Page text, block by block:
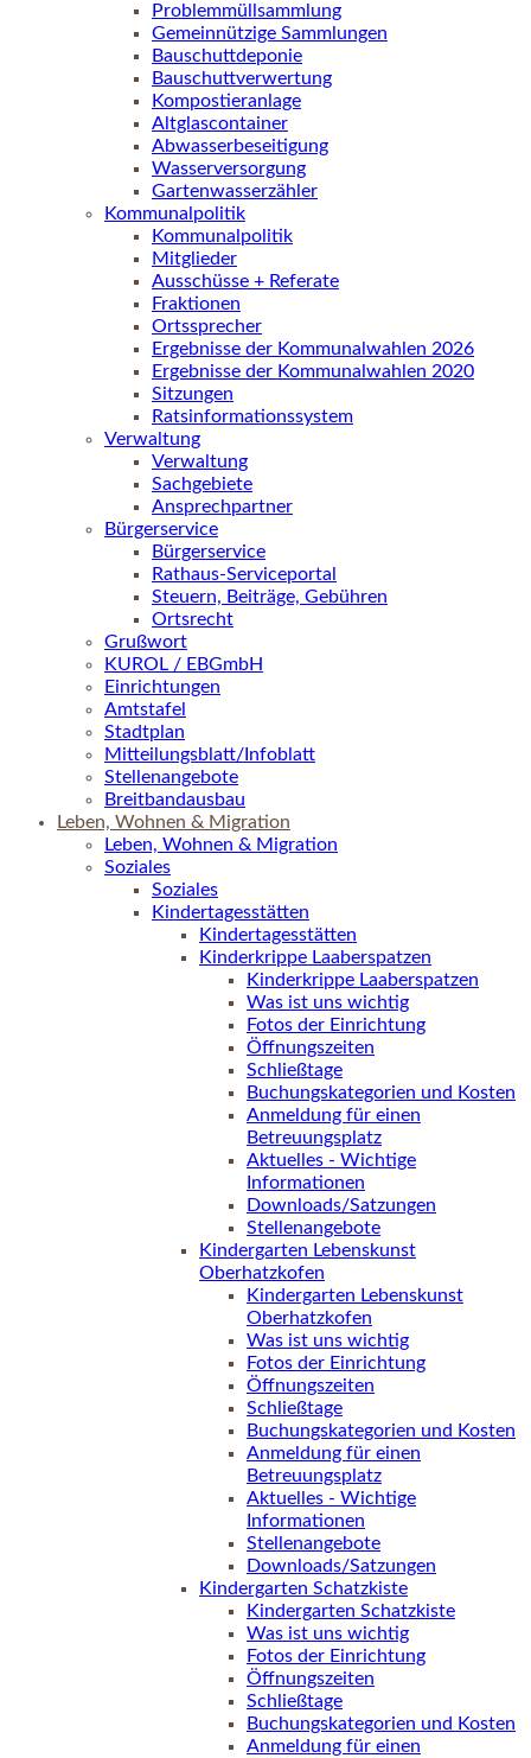
Problemmüllsammlung
Gemeinnützige Sammlungen
Bauschuttdeponie
Bauschuttverwertung
Kompostieranlage
Altglascontainer
Abwasserbeseitigung
Wasserversorgung
Gartenwasserzähler
Kommunalpolitik
Kommunalpolitik
Mitglieder
Ausschüsse + Referate
Fraktionen
Ortssprecher
Ergebnisse der Kommunalwahlen 2026
Ergebnisse der Kommunalwahlen 2020
Sitzungen
Ratsinformationssystem
Verwaltung
Verwaltung
Sachgebiete
Ansprechpartner
Bürgerservice
Bürgerservice
Rathaus-Serviceportal
Steuern, Beiträge, Gebühren
Ortsrecht
Grußwort
KUROL / EBGmbH
Einrichtungen
Amtstafel
Stadtplan
Mitteilungsblatt/Infoblatt
Stellenangebote
Breitbandausbau
Leben, Wohnen & Migration
Leben, Wohnen & Migration
Soziales
Soziales
Kindertagesstätten
Kindertagesstätten
Kinderkrippe Laaberspatzen
Kinderkrippe Laaberspatzen
Was ist uns wichtig
Fotos der Einrichtung
Öffnungszeiten
Schließtage
Buchungskategorien und Kosten
Anmeldung für einen
Betreuungsplatz
Aktuelles - Wichtige
Informationen
Downloads/Satzungen
Stellenangebote
Kindergarten Lebenskunst
Oberhatzkofen
Kindergarten Lebenskunst
Oberhatzkofen
Was ist uns wichtig
Fotos der Einrichtung
Öffnungszeiten
Schließtage
Buchungskategorien und Kosten
Anmeldung für einen
Betreuungsplatz
Aktuelles - Wichtige
Informationen
Stellenangebote
Downloads/Satzungen
Kindergarten Schatzkiste
Kindergarten Schatzkiste
Was ist uns wichtig
Fotos der Einrichtung
Öffnungszeiten
Schließtage
Buchungskategorien und Kosten
Anmeldung für einen